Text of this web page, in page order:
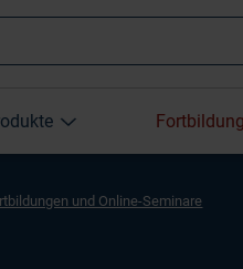
und Online-Seminare